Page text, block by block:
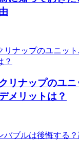
リナップのユ
メリットは？